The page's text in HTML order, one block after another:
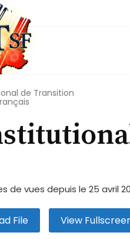
de Transition
de vues depuis le 25 avril
File View